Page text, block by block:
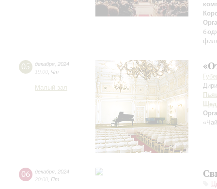
05 декабря 2024
19:00 Чт
Малый зал
06 декабря 2024
20:00 Пт